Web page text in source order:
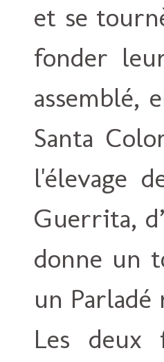
et se
fonder
assemblé,
Santa
l'élevage
Guerrita,
donne un
un
Les deux